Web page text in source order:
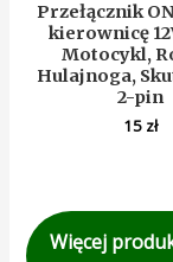
Przełącznik
kierownicę
Motocykl,
Hulajnoga,
2-pin
15 zł
Więcej